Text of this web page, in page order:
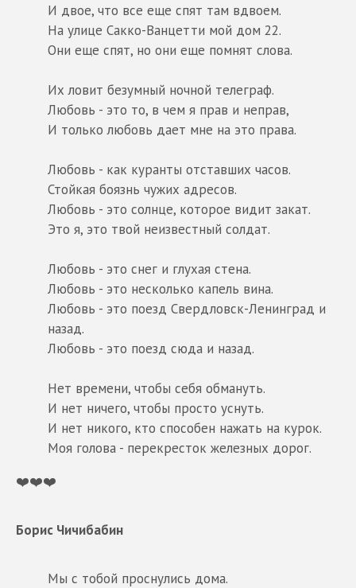
И двое, что все еще спят там вдвоем.
На улице Сакко-Ванцетти мой дом 22.
Они еще спят, но они еще помнят слова.
Их ловит безумный ночной телеграф.
Любовь - это то, в чем я прав и неправ,
И только любовь дает мне на это права.
Любовь - как куранты отставших часов.
Стойкая боязнь чужих адресов.
Любовь - это солнце, которое видит закат.
Это я, это твой неизвестный солдат.
Любовь - это снег и глухая стена.
Любовь - это несколько капель вина.
Любовь - это поезд Свердловск-Ленинград и
назад.
Любовь - это поезд сюда и назад.
Нет времени, чтобы себя обмануть.
И нет ничего, чтобы просто уснуть.
И нет никого, кто способен нажать на курок.
Моя голова - перекресток железных дорог.
❤️❤️❤️
Борис Чичибабин
Мы с тобой проснулись дома.